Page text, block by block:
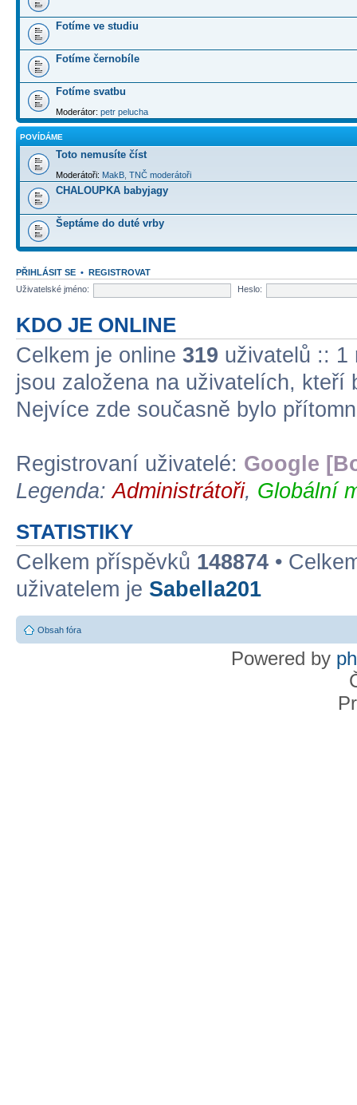
Fotíme ve studiu
Fotíme černobíle
Fotíme svatbu
Moderátor: petr pelucha
POVÍDÁME
Toto nemusíte číst
Moderátoři: MakB TNČ moderátoři
CHALOUPKA babyjagy
Šeptáme do duté vrby
PŘIHLÁSIT SE • REGISTROVAT
Uživatelské jméno:
Heslo:
KDO JE ONLINE
Celkem je online 319 uživatelů :: 1
jsou založena na uživatelích,
Nejvíce zde současně bylo
Registrovaní uživatelé: Google
Legenda:Administrátoři, Globální
STATISTIKY
Celkem příspěvků 148874 •
uživatelem je Sabella201
Obsah fóra
Powered by